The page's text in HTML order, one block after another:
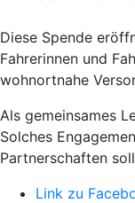
Diese Spende
Fahrerinnen und
wohnortnahe
Als gemeinsames
Solches
Partnerschaften
Link zu